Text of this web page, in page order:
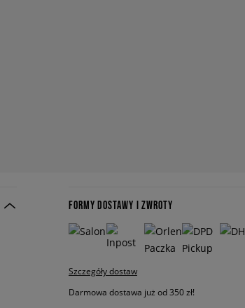
FORMY DOSTAWY I ZWROTY
Szczegóły dostaw
Darmowa dostawa już od 350 zł!